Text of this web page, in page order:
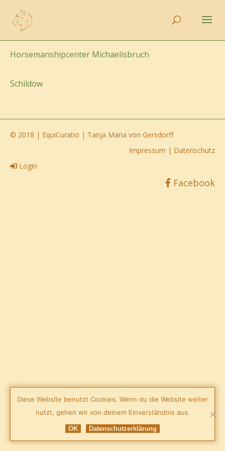
Horsemanshipcenter Michaelisbruch
Schildow
© 2018 | EquiCuratio | Tanja Maria von Gersdorff
Datenschutz
|
Impressum
Login
Facebook
Diese Website benutzt Cookies. Wenn du die Website weiter
nutzt, gehen wir von deinem Einverständnis aus.
OK Datenschutzerklärung